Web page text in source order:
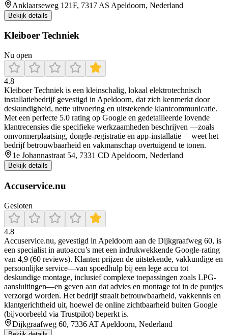
Anklaarseweg 121F, 7317 AS Apeldoorn, Nederland
Bekijk details
Kleiboer Techniek
Nu open
4.8
Kleiboer Techniek is een kleinschalig, lokaal elektrotechnisch
installatiebedrijf gevestigd in Apeldoorn, dat zich kenmerkt door
deskundigheid, nette uitvoering en uitstekende klantcommunicatie.
Met een perfecte 5.0 rating op Google en gedetailleerde lovende
klantrecensies die specifieke werkzaamheden beschrijven —zoals
omvormerplaatsing, dongle-registratie en app‑installatie— weet het
bedrijf betrouwbaarheid en vakmanschap overtuigend te tonen.
1e Johannastraat 54, 7331 CD Apeldoorn, Nederland
Bekijk details
Accuservice.nu
Gesloten
4.8
Accuservice.nu, gevestigd in Apeldoorn aan de Dijkgraafweg 60, is
een specialist in autoaccu’s met een indrukwekkende Google-rating
van 4,9 (60 reviews). Klanten prijzen de uitstekende, vakkundige en
persoonlijke service—van spoedhulp bij een lege accu tot
deskundige montage, inclusief complexe toepassingen zoals LPG-
aansluitingen—en geven aan dat advies en montage tot in de puntjes
verzorgd worden. Het bedrijf straalt betrouwbaarheid, vakkennis en
klantgerichtheid uit, hoewel de online zichtbaarheid buiten Google
(bijvoorbeeld via Trustpilot) beperkt is.
Dijkgraafweg 60, 7336 AT Apeldoorn, Nederland